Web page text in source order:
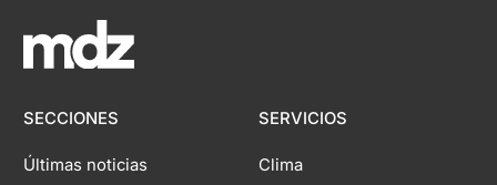
SECCIONES
Últimas noticias
SERVICIOS
Clima